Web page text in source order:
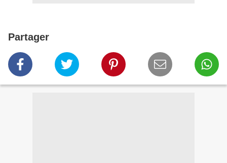
Partager